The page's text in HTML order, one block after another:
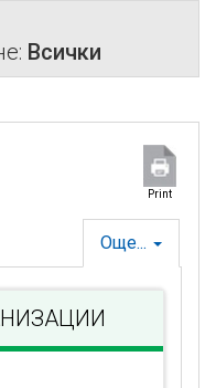
Всички
Print
Още...